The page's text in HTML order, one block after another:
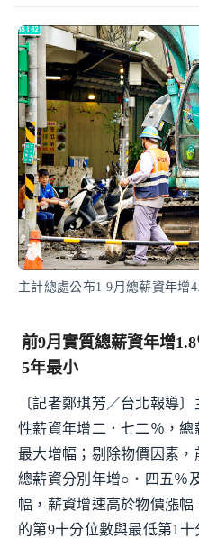
主計總處公布1-9月總薪資年增
前9月實質總薪資年增
5年最小
〔記者鄭琪芳／台北報導
性薪資年增二．七二％，
最大增幅；剔除物價因素
總薪資分別年增○．四五％
幅，薪資增速高於物價漲
的第9十分位數與最低第1